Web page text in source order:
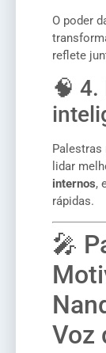
O poder
reflete
🧠
lidar
internos,
rápidas.
🎤
Voz